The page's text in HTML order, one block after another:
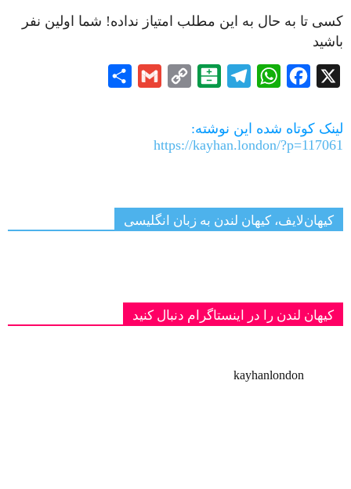
کسی تا به حال به این مطلب امتیاز نداده! شما اولین نفر
باشید
X
Facebook
WhatsApp
Telegram
Balatarin
Copy
Gmail
لینک کوتاه شده این نوشته:
https://kayhan.london/?p=117061
کیهان‌لایف، کیهان لندن به زبان انگلیسی
کیهان لندن را در اینستاگرام دنبال کنید
kayhanlondon